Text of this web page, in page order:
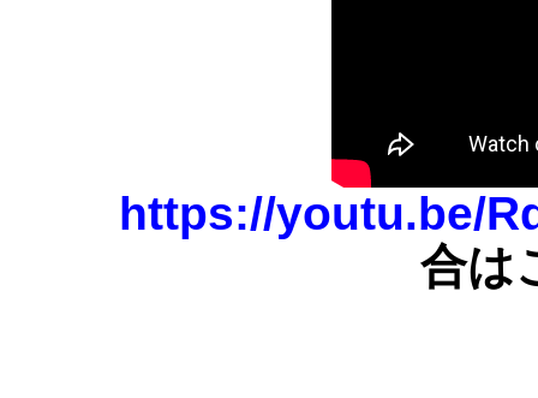
https://youtu.be/
合は